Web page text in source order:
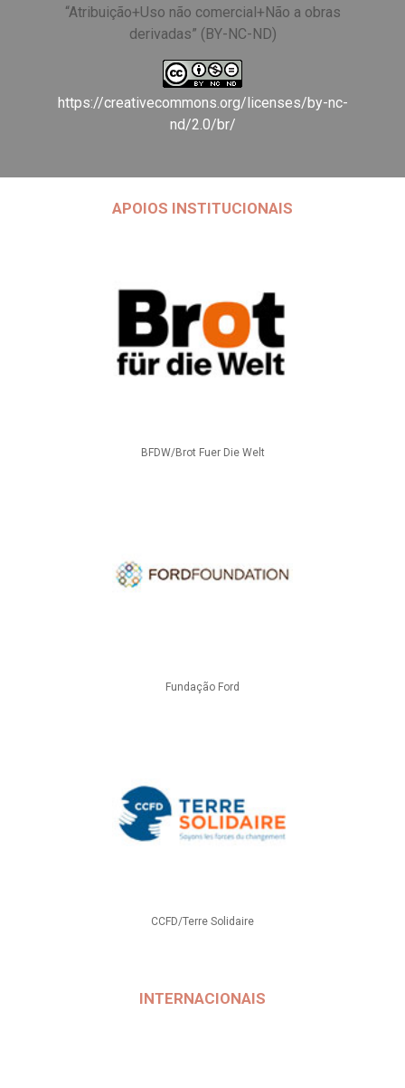
“Atribuição+Uso não comercial+Não a obras
derivadas” (BY-NC-ND)
https://creativecommons.org/licenses/by-nc-
nd/2.0/br/
APOIOS INSTITUCIONAIS
BFDW/Brot Fuer Die Welt
Fundação Ford
CCFD/Terre Solidaire
INTERNACIONAIS